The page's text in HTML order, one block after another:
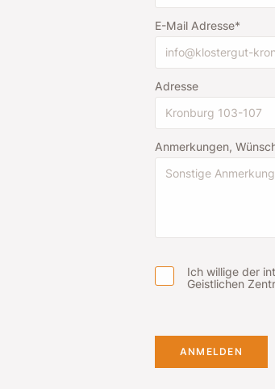
E-Mail Adresse
Adresse
Anmerkungen,
Ich willige der
Geistlichen